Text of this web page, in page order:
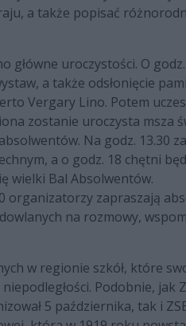
a także popisać
uroczystości. O
a także odsłonięcie
Vergary Lino. Potem
zostanie uroczysta msza
Na godz. 13.30
a o godz. 18 chętni
wielki Bal Absolwentów.
organizatorzy zapraszają
na rozmowy,
w regionie szkół, które
Podobnie, jak
5 października, tak i